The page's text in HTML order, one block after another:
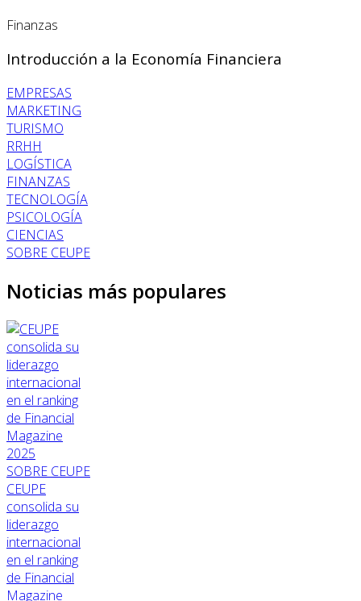
Finanzas
Introducción a la Economía Financiera
EMPRESAS
MARKETING
TURISMO
RRHH
LOGÍSTICA
FINANZAS
TECNOLOGÍA
PSICOLOGÍA
CIENCIAS
SOBRE CEUPE
Noticias más populares
SOBRE CEUPE
CEUPE
consolida su
liderazgo
internacional
en el ranking
de Financial
Magazine